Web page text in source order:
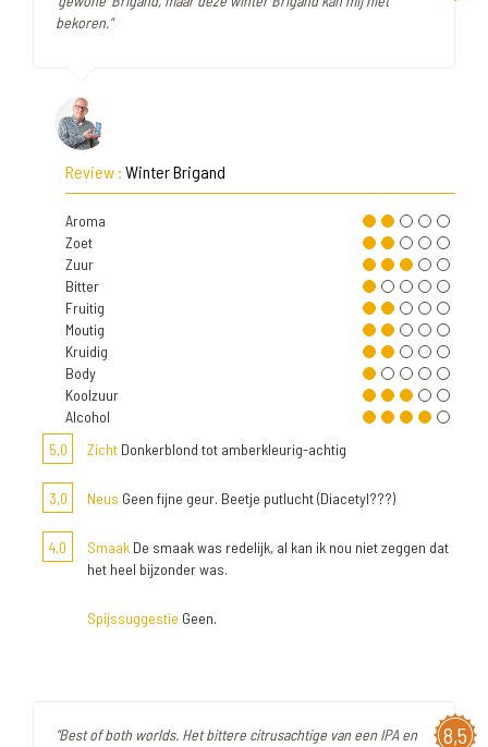
bekoren."
Review : Winter Brigand
Aroma
Zoet
Zuur
Bitter
Fruitig
Moutig
Kruidig
Body
Koolzuur
Alcohol
5,0
Zicht Donkerblond tot amberkleurig-achtig
3,0 Neus Geen fijne geur. Beetje putlucht (Diacetyl???)
4,0 Smaak De smaak was redelijk, al kan ik nou niet zeggen dat
het heel bijzonder was.
Spijssuggestie Geen.
8,5
"Best of both worlds. Het bittere citrusachtige van een IPA en